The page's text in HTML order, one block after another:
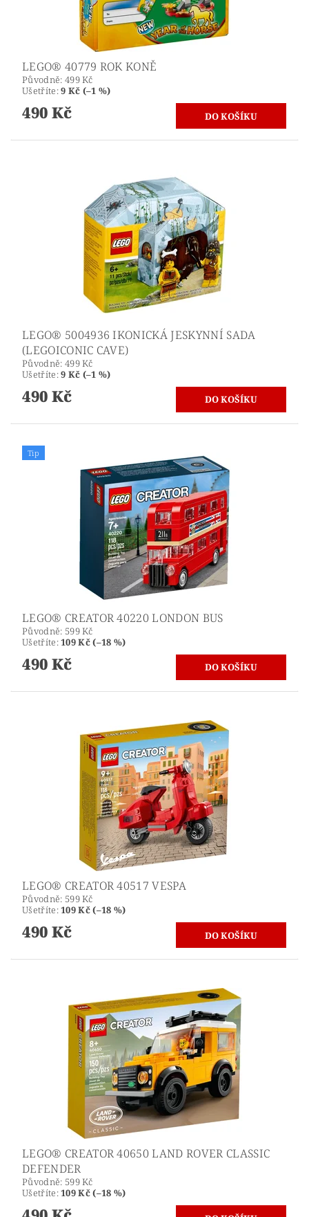
LEGO® 40779 ROK KONĚ
Původně: 499 Kč
Ušetříte:9 Kč (–1 %)
490 Kč
LEGO® 5004936 IKONICKÁ JESKYNNÍ SADA
(LEGOICONIC CAVE)
Původně: 499 Kč
Ušetříte:9 Kč (–1 %)
490 Kč
Tip
LEGO® CREATOR 40220 LONDON BUS
Původně: 599 Kč
Ušetříte:109 Kč (–18 %)
490 Kč
LEGO® CREATOR 40517 VESPA
Původně: 599 Kč
Ušetříte:109 Kč (–18 %)
490 Kč
LEGO® CREATOR 40650 LAND ROVER CLASSIC
DEFENDER
Původně: 599 Kč
Ušetříte:109 Kč (–18 %)